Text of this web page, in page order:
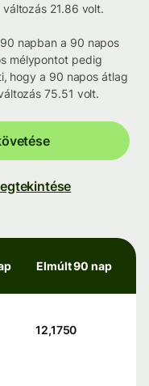
21.86 volt.
napban a 90 napos
mélypontot pedig
hogy a 90 napos átlag
75.51 volt.
Elmúlt 90 nap
12,1750